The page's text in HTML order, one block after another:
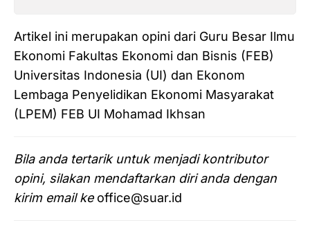
Artikel ini merupakan opini dari Guru Besar Ilmu
Ekonomi Fakultas Ekonomi dan Bisnis (FEB)
Universitas Indonesia (UI) dan Ekonom
Lembaga Penyelidikan Ekonomi Masyarakat
(LPEM) FEB UI Mohamad Ikhsan
Bila anda tertarik untuk menjadi kontributor
opini, silakan mendaftarkan diri anda dengan
kirim email ke office@suar.id